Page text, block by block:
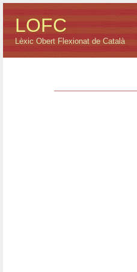
LOFC
Lèxic Obert Flexionat de Català